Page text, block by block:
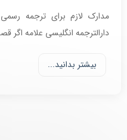
مدارک لازم برای ترجمه
دارالترجمه انگلیسی علامه اگر
بیشتر بدانید...